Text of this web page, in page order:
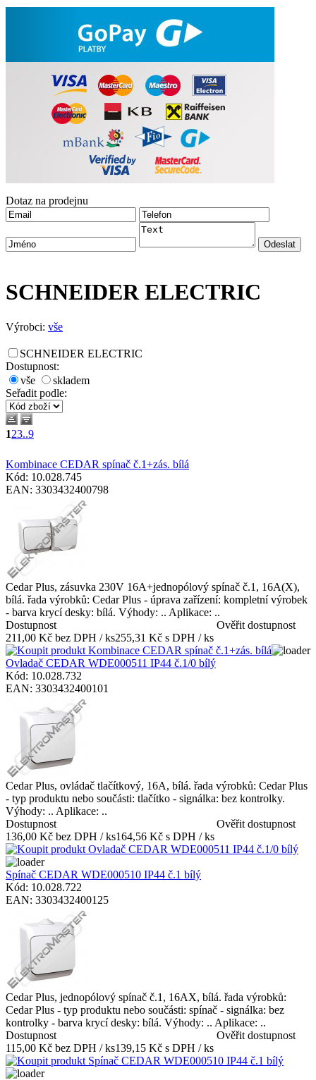
Dotaz na prodejnu
SCHNEIDER ELECTRIC
Výrobci: vše
SCHNEIDER ELECTRIC
Dostupnost:
vše
skladem
Seřadit podle:
123..9
Kombinace CEDAR spínač č.1+zás. bílá
Kód: 10.028.745
EAN: 3303432400798
Cedar Plus, zásuvka 230V 16A+jednopólový spínač č.1, 16A(X),
bílá. řada výrobků: Cedar Plus - úprava zařízení: kompletní výrobek
- barva krycí desky: bílá. Výhody: .. Aplikace: ..
Dostupnost
Ověřit dostupnost
211,00 Kč bez DPH / ks255,31 Kč s DPH / ks
Ovladač CEDAR WDE000511 IP44 č.1/0 bílý
Kód: 10.028.732
EAN: 3303432400101
Cedar Plus, ovládač tlačítkový, 16A, bílá. řada výrobků: Cedar Plus
- typ produktu nebo součásti: tlačítko - signálka: bez kontrolky.
Výhody: .. Aplikace: ..
Dostupnost
Ověřit dostupnost
136,00 Kč bez DPH / ks164,56 Kč s DPH / ks
Spínač CEDAR WDE000510 IP44 č.1 bílý
Kód: 10.028.722
EAN: 3303432400125
Cedar Plus, jednopólový spínač č.1, 16AX, bílá. řada výrobků:
Cedar Plus - typ produktu nebo součásti: spínač - signálka: bez
kontrolky - barva krycí desky: bílá. Výhody: .. Aplikace: ..
Dostupnost
Ověřit dostupnost
115,00 Kč bez DPH / ks139,15 Kč s DPH / ks